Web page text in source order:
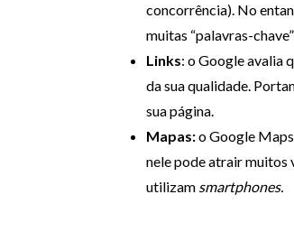
concorrência). No
muitas “palavras-
Links: o Google avalia
da sua qualidade.
sua página.
Mapas:o Google
nele pode atrair muitos
utilizam smartphones.